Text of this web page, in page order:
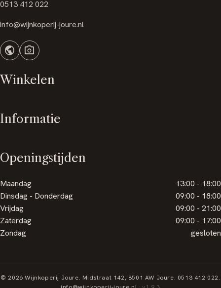
0513 412 022
info@wijnkoperij-joure.nl
public photo_camera
Winkelen
Informatie
Openingstijden
Maandag
13:00 - 18:00
Dinsdag - Donderdag
09:00 - 18:00
Vrijdag
09:00 - 21:00
Zaterdag
09:00 - 17:00
Zondag
gesloten
© 2026 Wijnkoperij Joure. Midstraat 142, 8501 AW Joure. 0513 412 022.